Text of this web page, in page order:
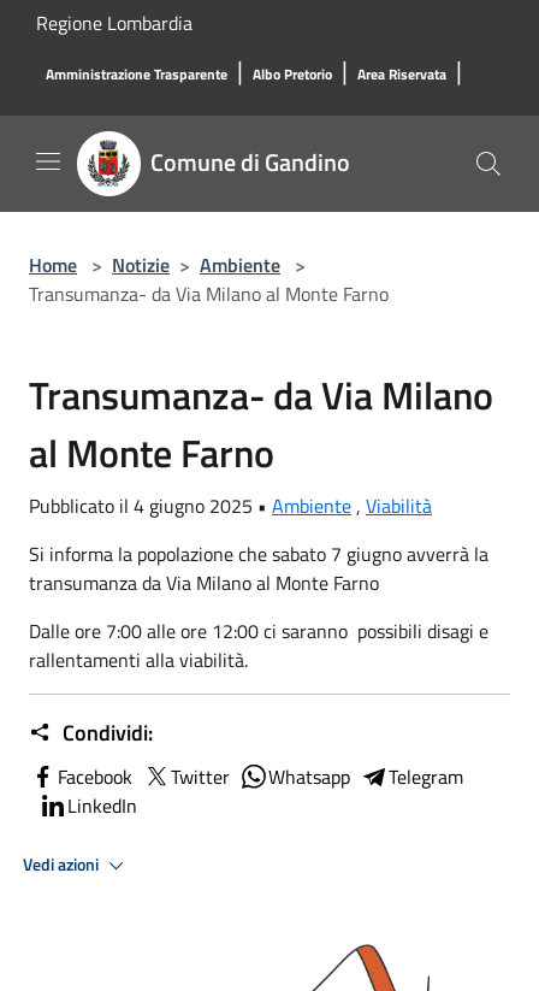
Salta al contenuto principale
Regione Lombardia
Amministrazione Trasparente | Albo Pretorio | Area Riservata |
Comune di Gandino
Home > Notizie > Ambiente >
Transumanza- da Via Milano al Monte Farno
Transumanza- da Via Milano
al Monte Farno
Pubblicato il 4 giugno 2025 • Ambiente, Viabilità
Si informa la popolazione che sabato 7 giugno avverrà la
transumanza da Via Milano al Monte Farno
Dalle ore 7:00 alle ore 12:00 ci saranno possibili disagi e
rallentamenti alla viabilità.
Condividi:
Facebook Twitter Whatsapp
Telegram
LinkedIn
Vedi azioni